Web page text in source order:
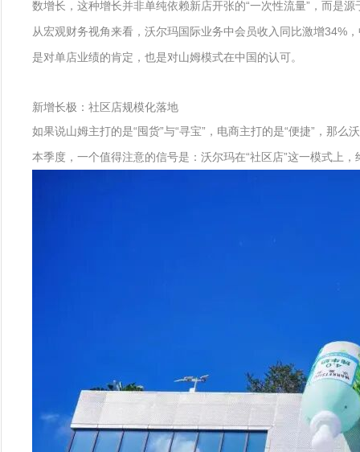
数增长，这种增长并非单纯依赖新店开张的“一次性流量”，而是
从宏观财务视角来看，沃尔玛国际业务中会员收入同比激增34%
是对单店业绩的肯定，也是对山姆模式在中国的认可。
新增长极：社区店规模化落地
如果说山姆主打的是“囤货”与“寻宝”，电商主打的是“便捷”，那
本季度，一个值得注意的信号是：沃尔玛在“社区店”这一模式上